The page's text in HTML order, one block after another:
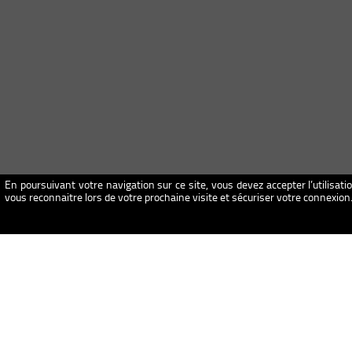
En poursuivant votre navigation sur ce site, vous devez accepter
vous reconnaitre lors de votre prochaine visite et sécuriser votre